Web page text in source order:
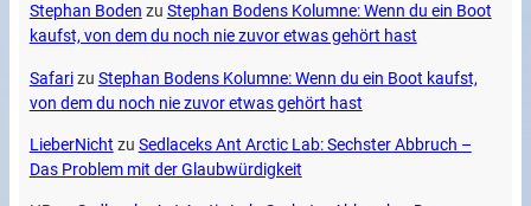
Stephan Boden zu Stephan Bodens Kolumne: Wenn du ein Boot
kaufst, von dem du noch nie zuvor etwas gehört hast
Safarizu Stephan Bodens Kolumne: Wenn du ein Boot kaufst,
von dem du noch nie zuvor etwas gehört hast
LieberNicht zu Sedlaceks Ant Arctic Lab: Sechster Abbruch –
Das Problem mit der Glaubwürdigkeit